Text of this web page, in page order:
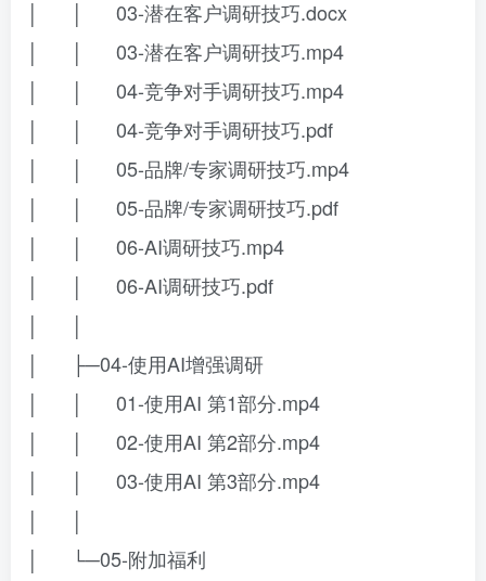
│ │ 03-潜在客户调研技巧.docx
│ │ 03-潜在客户调研技巧.mp4
│ │ 04-竞争对手调研技巧.mp4
│ │ 04-竞争对手调研技巧.pdf
│ │ 05-品牌/专家调研技巧.mp4
│ │ 05-品牌/专家调研技巧.pdf
│ │ 06-AI调研技巧.mp4
│ │ 06-AI调研技巧.pdf
│ │
│ ├─04-使用AI增强调研
│ │ 01-使用AI 第1部分.mp4
│ │ 02-使用AI 第2部分.mp4
│ │ 03-使用AI 第3部分.mp4
│ │
│ └─05-附加福利